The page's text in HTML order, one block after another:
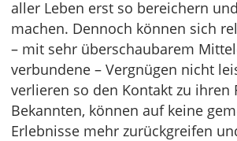
aller Leben erst so bereichern
machen. Dennoch können sich
– mit sehr überschaubarem
verbundene – Vergnügen nicht
verlieren so den Kontakt zu ihren
Bekannten, können auf keine
Erlebnisse mehr zurückgreifen